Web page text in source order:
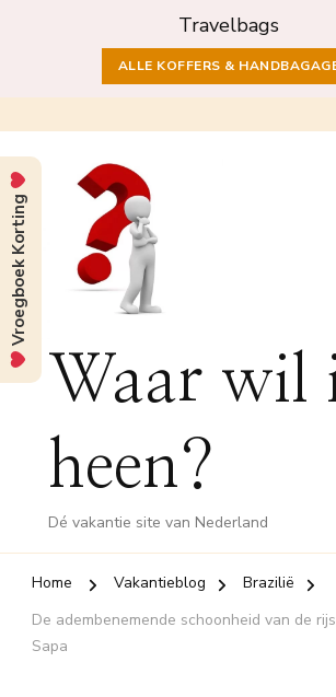
Travelbags
ALLE KOFFERS &
Waar wil
heen?
Dé vakantie site van Nederland
Home Vakantieblog
Brazilië
De adembenemende schoonheid van de
Sapa
Vroegboek Korting